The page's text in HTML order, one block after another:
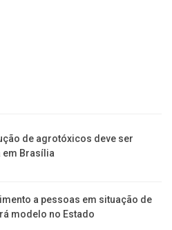
de agrotóxicos deve ser
em Brasília
a pessoas em situação de
modelo no Estado